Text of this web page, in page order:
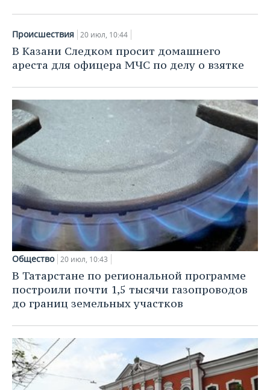
Происшествия 20 июл, 10:44
В Казани Следком просит домашнего
ареста для офицера МЧС по делу о взятке
Общество 20 июл, 10:43
В Татарстане по региональной программе
построили почти 1,5 тысячи газопроводов
до границ земельных участков